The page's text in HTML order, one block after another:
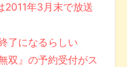
2011年3月末で放送
了になるらしい
双』の予約受付がス